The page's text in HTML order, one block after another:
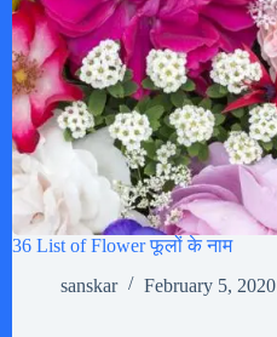
36 List of Flower फूलों के नाम
sanskar
February 5, 2020